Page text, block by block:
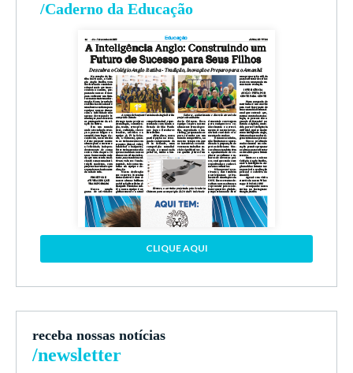
/Caderno da Educação
CLIQUE AQUI
receba nossas notícias
/newsletter